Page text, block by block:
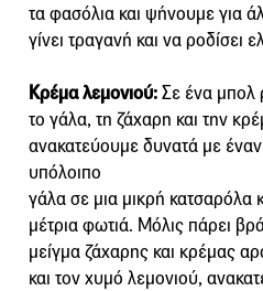
τα φασόλια και ψήνουμε για
γίνει τραγανή και να ροδίσει
Κρέμα λεμονιού:Σε ένα μπολ
το γάλα, τη ζάχαρη και την
ανακατεύουμε δυνατά με
υπόλοιπο
γάλα σε μια μικρή κατσαρόλα
μέτρια φωτιά. Μόλις πάρει
μείγμα ζάχαρης και κρέμας
και τον χυμό λεμονιού,